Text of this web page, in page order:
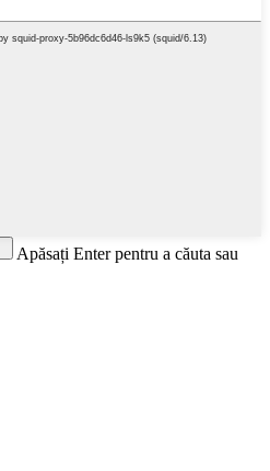
Apăsați Enter pentru a căuta sau